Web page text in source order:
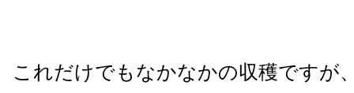
これだけでもなかなかの収穫ですが